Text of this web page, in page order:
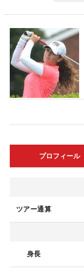
プロフィール
ツアー通算
身長